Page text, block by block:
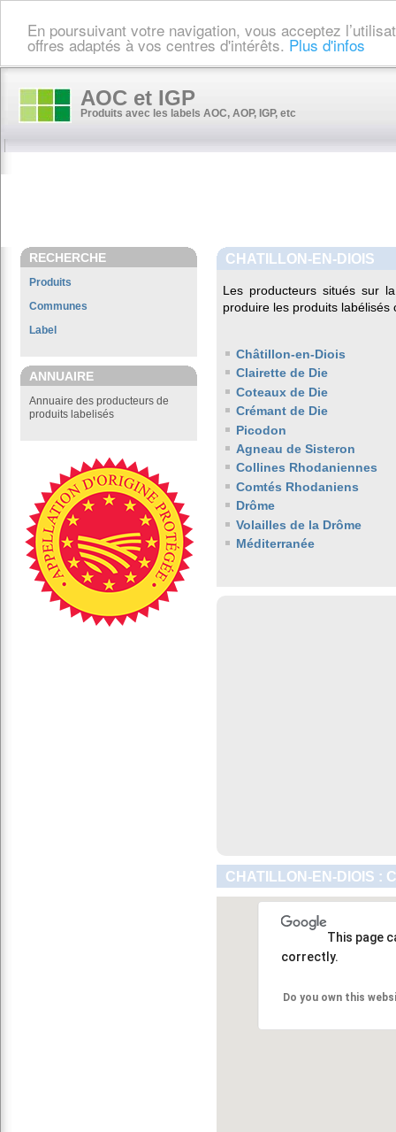
En poursuivant votre navigation, vous acceptez
offres adaptés à vos centres d'intérêts. Plus d'infos
AOC et IGP
Produits avec les labels AOC, AOP, IGP, etc
RECHERCHE
Produits
Communes
Label
ANNUAIRE
Annuaire des producteurs de
produits labelisés
CHATILLON-EN-DIOIS
Les producteurs situés sur
produire les produits labélisés
Châtillon-en-Diois
Clairette de Die
Coteaux de Die
Crémant de Die
Picodon
Agneau de Sisteron
Collines Rhodaniennes
Comtés Rhodaniens
Drôme
Volailles de la Drôme
Méditerranée
CHATILLON-EN-DIOIS :
This page
correctly.
Do you own this